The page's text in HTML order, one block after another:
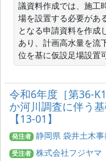
議資料作成では、施工
場を設置する必要があ
となる申請資料を作成
あり、計画高水量を流
位を基に仮設足場設置
令和6年度［第36-
か河川調査に伴う
【13-01】
発注者 静岡県 袋井土木
受注者 株式会社フジヤマ